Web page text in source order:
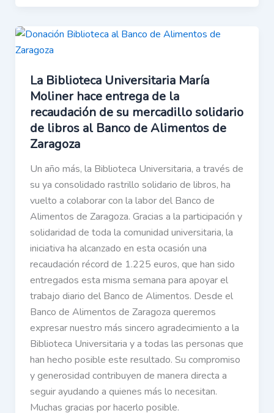
La Biblioteca Universitaria María
Moliner hace entrega de la
recaudación de su mercadillo solidario
de libros al Banco de Alimentos de
Zaragoza
Un año más, la Biblioteca Universitaria, a través de
su ya consolidado rastrillo solidario de libros, ha
vuelto a colaborar con la labor del Banco de
Alimentos de Zaragoza. Gracias a la participación y
solidaridad de toda la comunidad universitaria, la
iniciativa ha alcanzado en esta ocasión una
recaudación récord de 1.225 euros, que han sido
entregados esta misma semana para apoyar el
trabajo diario del Banco de Alimentos. Desde el
Banco de Alimentos de Zaragoza queremos
expresar nuestro más sincero agradecimiento a la
Biblioteca Universitaria y a todas las personas que
han hecho posible este resultado. Su compromiso
y generosidad contribuyen de manera directa a
seguir ayudando a quienes más lo necesitan.
Muchas gracias por hacerlo posible.